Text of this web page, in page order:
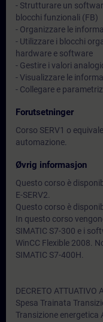
- Strutturare un
blocchi funzionali (FB)
- Organizzare le
- Utilizzare i blocchi
hardware e software
- Gestire i valori
- Visualizzare le
- Collegare e
Forutsetninger
Corso SERV1 o
automazione.
Øvrig informasjon
Questo corso è
E-SERV2.
Questo corso è
In questo corso
SIMATIC S7-300 e i
WinCC Flexible 2008.
SIMATIC S7-400H.
DECRETO ATTUATIVO
Spesa Trainata
Transizione energetica